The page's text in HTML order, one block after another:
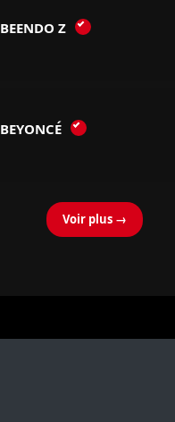
BEENDO Z
BEYONCÉ
Voir plus →